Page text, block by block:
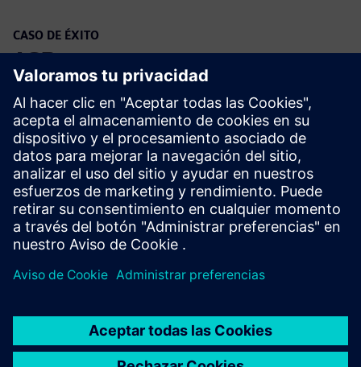
CASO DE ÉXITO
JCB
CASE STUDY
Heavyweight manufacturer drives